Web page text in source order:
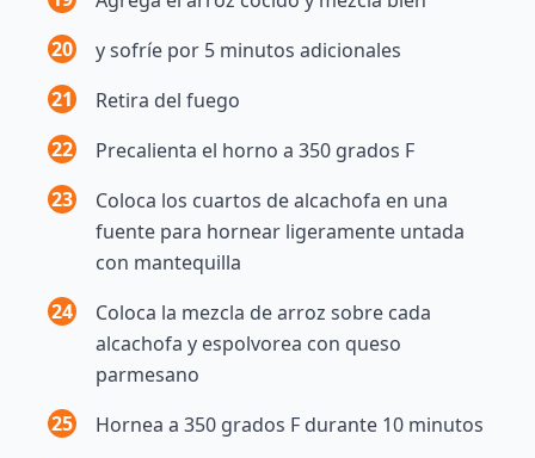
20
y sofríe por 5 minutos adicionales
21
Retira del fuego
22
Precalienta el horno a 350 grados F
23
Coloca los cuartos de alcachofa en una
fuente para hornear ligeramente untada
con mantequilla
24
Coloca la mezcla de arroz sobre cada
alcachofa y espolvorea con queso
parmesano
25
Hornea a 350 grados F durante 10 minutos